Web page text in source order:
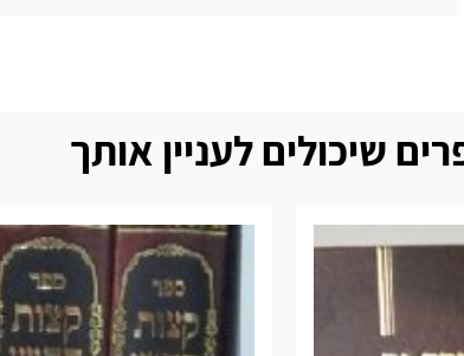
שיכולים לעניין אותך